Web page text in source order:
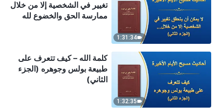
1:31:34
تغيير في الشخصية إلا من خلال
ممارسة الحق والخضوع لله
1:32:35
كلمة الله – كيف تتعرف على
طبيعة بولس وجوهره (الجزء
الثاني)